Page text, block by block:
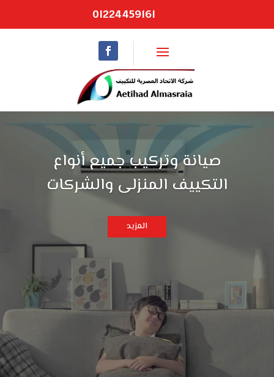
01224459161
صيانة وتركيب جميع أنواع
التكييف المنزلى والشركات
المزيد